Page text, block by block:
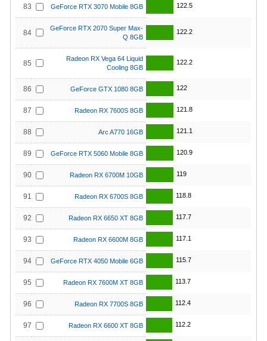
83 GeForce RTX 3070 Mobile 8GB 122.5
84
GeForce RTX 2070 Super Max-
Q 8GB
122.2
85
Radeon RX Vega 64 Liquid
Cooling 8GB
122.2
86 GeForce GTX 1080 8GB 122
87 Radeon RX 7600S 8GB 121.8
88 Arc A770 16GB 121.1
89 GeForce RTX 5060 Mobile 8GB 120.9
90 Radeon RX 6700M 10GB 119
91 Radeon RX 6700S 8GB 118.8
92 Radeon RX 6650 XT 8GB 117.7
93 Radeon RX 6600M 8GB 117.1
94 GeForce RTX 4050 Mobile 6GB 115.7
95 Radeon RX 7600M XT 8GB 113.7
96 Radeon RX 7700S 8GB 112.4
97 Radeon RX 6600 XT 8GB 112.2